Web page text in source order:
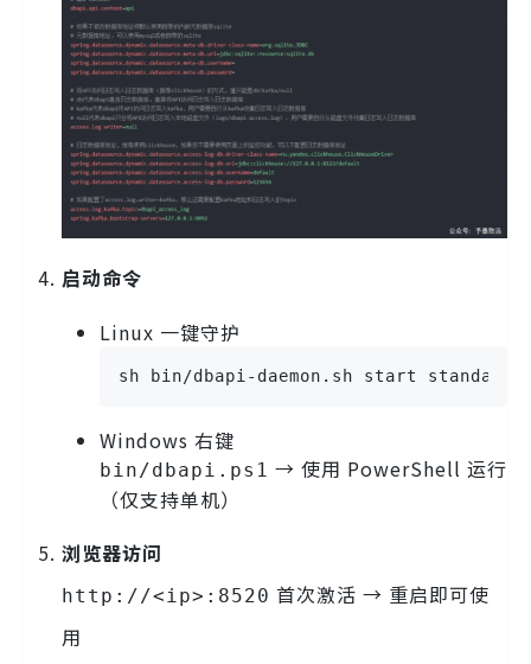
启动命令
Linux 一键守护
sh bin/dbapi-daemon.sh start
Windows 右键
bin/dbapi.ps1 → 使用 PowerShell 运行
（仅支持单机）
浏览器访问
http://<ip>:8520 首次激活 → 重启即可使
用